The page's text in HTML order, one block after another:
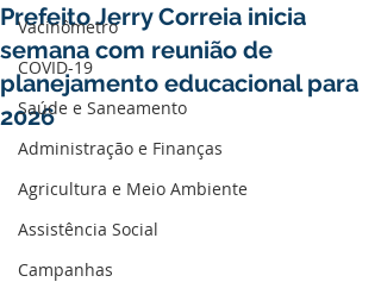
Vacinômetro
COVID-19
Saúde e Saneamento
Administração e Finanças
Agricultura e Meio Ambiente
Assistência Social
Campanhas
Prefeito Jerry Correia inicia
semana com reunião de
planejamento educacional para
2026